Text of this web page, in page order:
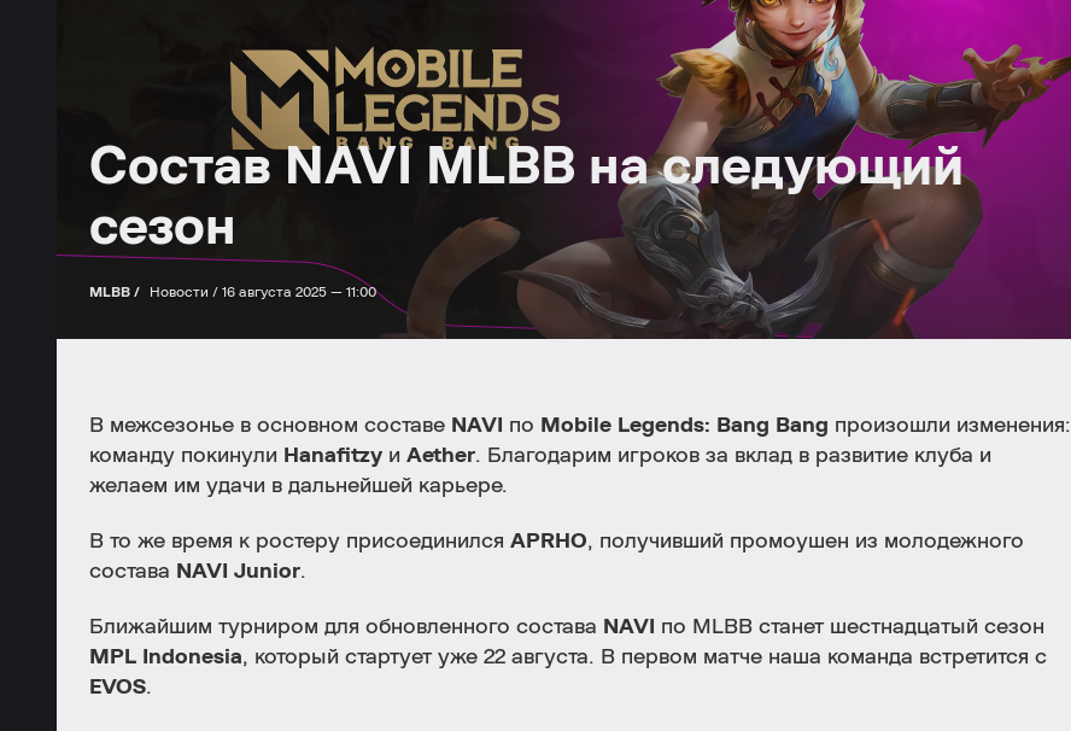
Состав NAVI MLBB на следующий
сезон
MLBB / Новости / 16 августа 2025 — 11:00
В межсезонье в основном составе NAVI по Mobile Legends: Bang Bang произошли изменения:
команду покинули Hanafitzy и Aether. Благодарим игроков за вклад в развитие клуба и
желаем им удачи в дальнейшей карьере.
В то же время к ростеру присоединился APRHO, получивший промоушен из молодежного
состава NAVI Junior.
Ближайшим турниром для обновленного состава NAVI
по MLBB станет шестнадцатый сезон
MPL Indonesia, который стартует уже 22 августа. В первом матче наша команда встретится с
EVOS.